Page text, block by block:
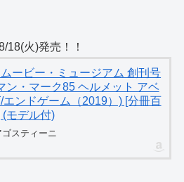
18(火)発売！！
ービー・ミュージアム 創刊号
ン・マーク85 ヘルメット アベ
エンドゲーム（2019）) [分冊百
(モデル付)
スティーニ